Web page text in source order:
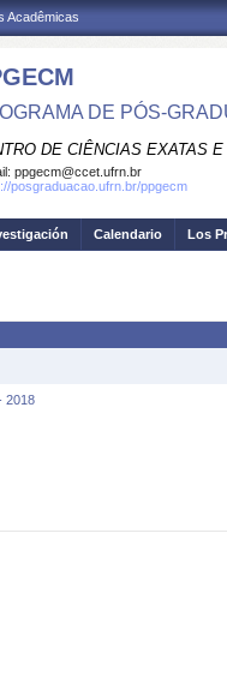
Acadêmicas
DE PÓS-
DE CIÊNCIAS EXATAS
ppgecm@ccet.ufrn.br
posgraduacao.ufrn.br/ppgecm
Calendario Los
2018